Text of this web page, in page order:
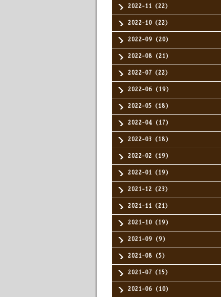
2022-11（22）
2022-10（22）
2022-09（20）
2022-08（21）
2022-07（22）
2022-06（19）
2022-05（18）
2022-04（17）
2022-03（18）
2022-02（19）
2022-01（19）
2021-12（23）
2021-11（21）
2021-10（19）
2021-09（9）
2021-08（5）
2021-07（15）
2021-06（10）